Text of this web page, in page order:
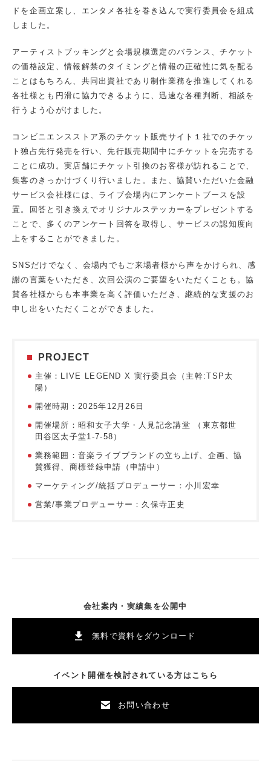
ドを企画立案し、エンタメ各社を巻き込んで実行委員会を組成
しました。
アーティストブッキングと会場規模選定のバランス、チケット
の価格設定、情報解禁のタイミングと情報の正確性に気を配る
ことはもちろん、共同出資社であり制作業務を推進してくれる
各社様とも円滑に協力できるように、迅速な各種判断、相談を
行うよう心がけました。
コンビニエンスストア系のチケット販売サイト１社でのチケッ
ト独占先行発売を行い、先行販売期間中にチケットを完売する
ことに成功。実店舗にチケット引換のお客様が訪れることで、
集客のきっかけづくり行いました。また、協賛いただいた金融
サービス会社様には、ライブ会場内にアンケートブースを設
置。回答と引き換えでオリジナルステッカーをプレゼントする
ことで、多くのアンケート回答を取得し、サービスの認知度向
上をすることができました。
SNSだけでなく、会場内でもご来場者様から声をかけられ、感
謝の言葉をいただき、次回公演のご要望をいただくことも。協
賛各社様からも本事業を高く評価いただき、継続的な支援のお
申し出をいただくことができました。
PROJECT
主催：LIVE LEGEND X 実⾏委員会（主幹:TSP太
陽）
開催時期：2025年12⽉26⽇
開催場所：昭和⼥⼦⼤学・⼈⾒記念講堂 （東京都世
⽥⾕区太⼦堂1-7-58）
業務範囲 ：音楽ライブブランドの立ち上げ、企画、協
賛獲得、商標登録申請（申請中）
マーケティング/統括プロデューサー：小川宏幸
営業/事業プロデューサー：久保寺正史
会社案内・実績集を公開中
無料で資料をダウンロード
イベント開催を検討されている方はこちら
お問い合わせ